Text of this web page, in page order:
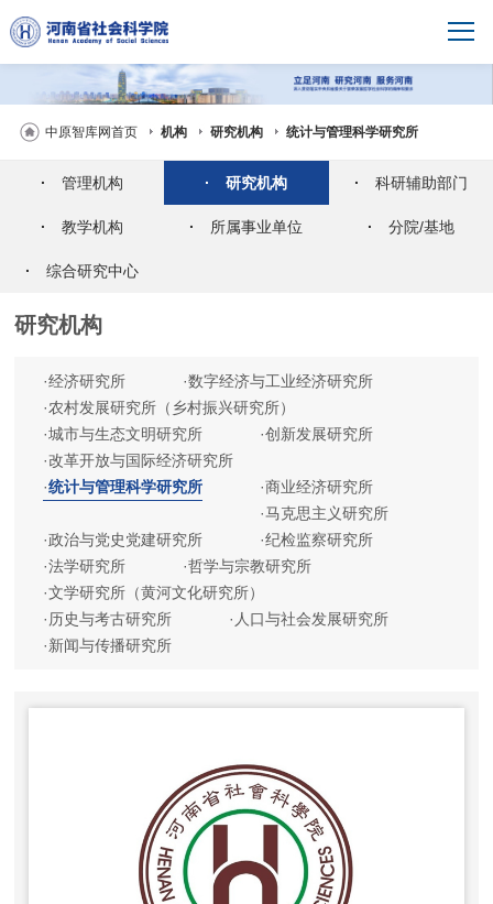
中原智库网首页 机构 研究机构 统计与管理科学研究所
· 管理机构 · 研究机构 · 科研辅助部门
· 教学机构 · 所属事业单位 · 分院/基地
· 综合研究中心
研究机构
·经济研究所 ·数字经济与工业经济研究所
·农村发展研究所（乡村振兴研究所）
·城市与生态文明研究所 ·创新发展研究所
·改革开放与国际经济研究所
·统计与管理科学研究所 ·商业经济研究所
·马克思主义研究所
·政治与党史党建研究所 ·纪检监察研究所
·法学研究所 ·哲学与宗教研究所
·文学研究所（黄河文化研究所）
·历史与考古研究所 · 人口与社会发展研究所
·新闻与传播研究所